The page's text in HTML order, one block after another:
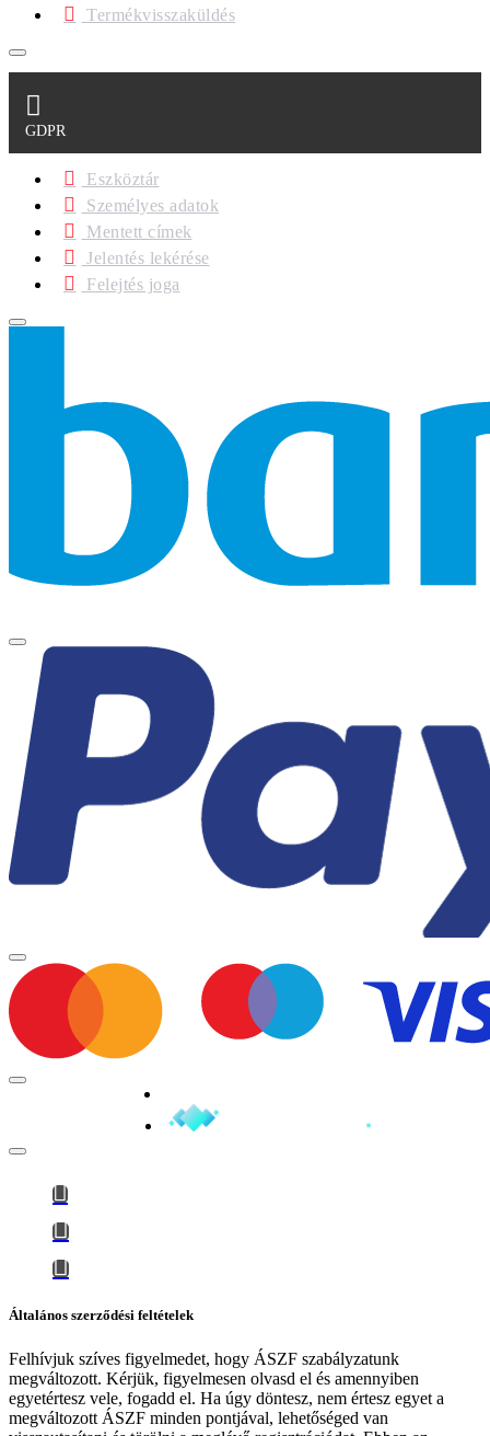
Termékvisszaküldés
GDPR
Eszköztár
Személyes adatok
Mentett címek
Jelentés lekérése
Felejtés joga
Általános szerződési feltételek
Felhívjuk szíves figyelmedet, hogy ÁSZF szabályzatunk
megváltozott. Kérjük, figyelmesen olvasd el és amennyiben
egyetértesz vele, fogadd el. Ha úgy döntesz, nem értesz egyet a
megváltozott ÁSZF minden pontjával, lehetőséged van